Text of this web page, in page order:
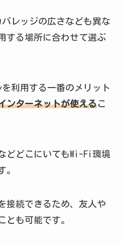
レッジの広さなども異な
する場所に合わせて選ぶ
利用する一番のメリット
ンターネットが使えるこ
どどこにいてもWi-Fi環境
。
接続できるため、友人や
とも可能です。